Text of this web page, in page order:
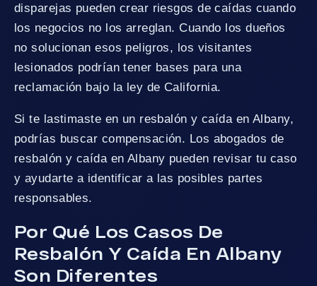
disparejas pueden crear riesgos de caídas cuando
los negocios no los arreglan. Cuando los dueños
no solucionan esos peligros, los visitantes
lesionados podrían tener bases para una
reclamación bajo la ley de California.
Si te lastimaste en un resbalón y caída en Albany,
podrías buscar compensación. Los abogados de
resbalón y caída en Albany pueden revisar tu caso
y ayudarte a identificar a las posibles partes
responsables.
Por Qué Los Casos De
Resbalón Y Caída En Albany
Son Diferentes